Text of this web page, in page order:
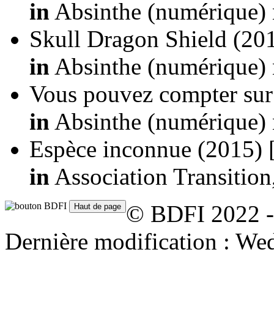
in Absinthe (numérique)
Skull Dragon Shield
in Absinthe (numérique)
Vous pouvez compter
in Absinthe (numérique)
Espèce inconnue (2015)
in Association
© BDFI 2022
Dernière modification :